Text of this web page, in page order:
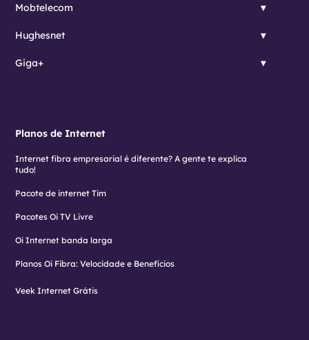
Mobtelecom
Hughesnet
Giga+
Planos de Internet
Internet fibra empresarial é diferente? A gente te explica
tudo!
Pacote de internet Tim
Pacotes Oi TV Livre
Oi Internet banda larga
Planos Oi Fibra: Velocidade e Benefícios
Veek Internet Grátis